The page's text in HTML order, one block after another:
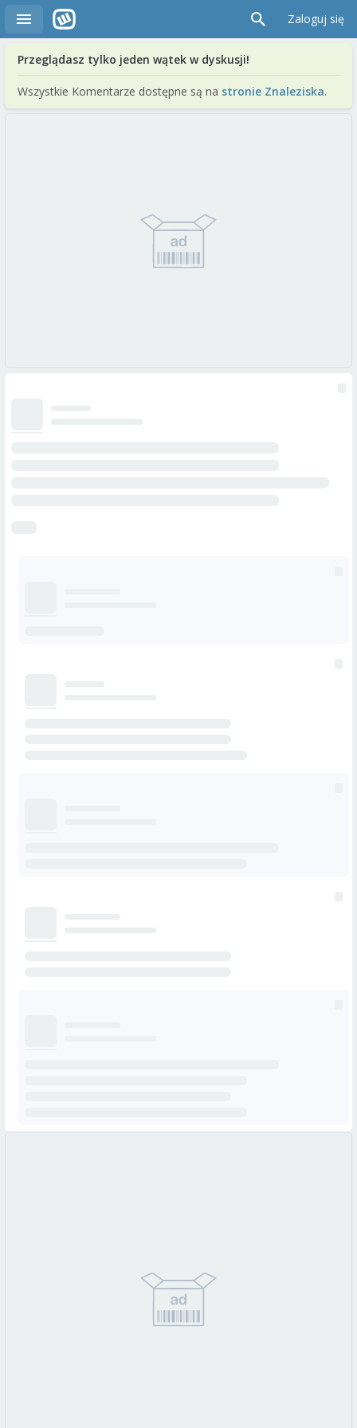
Zaloguj się
Przeglądasz tylko jeden wątek w dyskusji!
Wszystkie Komentarze dostępne są na stronie Znaleziska.